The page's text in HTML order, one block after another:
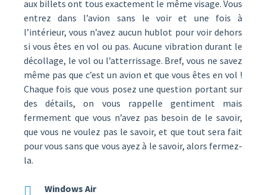
aux billets ont tous exactement le même visage. Vous
entrez dans l’avion sans le voir et une fois à
l’intérieur, vous n’avez aucun hublot pour voir dehors
si vous êtes en vol ou pas. Aucune vibration durant le
décollage, le vol ou l’atterrissage. Bref, vous ne savez
même pas que c’est un avion et que vous êtes en vol !
Chaque fois que vous posez une question portant sur
des détails, on vous rappelle gentiment mais
fermement que vous n’avez pas besoin de le savoir,
que vous ne voulez pas le savoir, et que tout sera fait
pour vous sans que vous ayez à le savoir, alors fermez-
la.
Windows Air